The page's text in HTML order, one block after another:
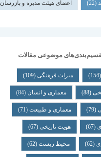
(22) اعضای هیئت مدیره و بازرسان
موضوعی مقالات
میراث فرهنگی(109)
(88) معماری و انسان (84)
(79) معماری و طبیعت(71)
(67) هویت تاریخی(67)
(62) محیط زیست(62)